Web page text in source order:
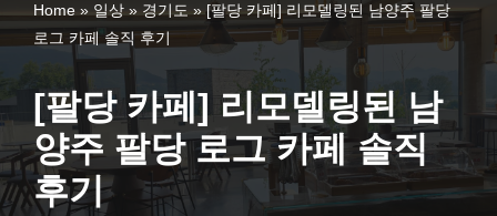
건
너
Home » 일상 » 경기도 » [팔당 카페] 리모델링된 남양주 팔당
로그 카페 솔직 후기
[팔당 카페] 리모델링된 남
양주 팔당 로그 카페 솔직
후기